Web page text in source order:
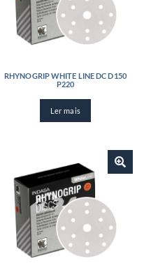
RHYNOGRIP WHITE LINE DC D150
P220
Ler mais